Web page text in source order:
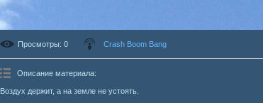
Просмотры: 0 Crash Boom Bang
Описание материала:
Воздух держит, а на земле не устоять.